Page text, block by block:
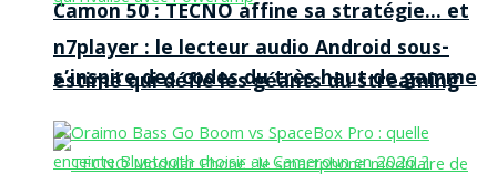
Camon 50 : TECNO affine sa stratégie… et
s’inspire des codes du très haut de gamme
n7player : le lecteur audio Android sous-
estimé qui défie les géants du streaming